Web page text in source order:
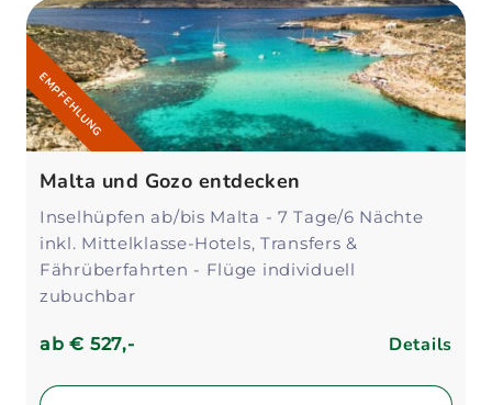
EMPFEHLUNG
Malta und Gozo entdecken
Inselhüpfen ab/bis Malta - 7 Tage/6 Nächte
inkl. Mittelklasse-Hotels, Transfers &
Fährüberfahrten - Flüge individuell
zubuchbar
ab€ 527,- Details